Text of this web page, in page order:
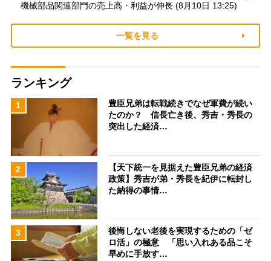
機械部品関連部門の売上高・利益が伸長 (8月10日 13:25)
一覧を見る
ランキング
1
豊臣兄弟は転戦続きでなぜ軍費が続い
たのか？ 信長亡き後、秀吉・秀長の
突出した経済…
2
【天下統一を見据えた豊臣兄弟の経済
政策】秀吉が弟・秀長を紀伊に転封し
た納得の事情…
3
後悔しない老後を実現するための「ゼ
ロ活」の極意 「思い入れある品こそ
早めに手放す…